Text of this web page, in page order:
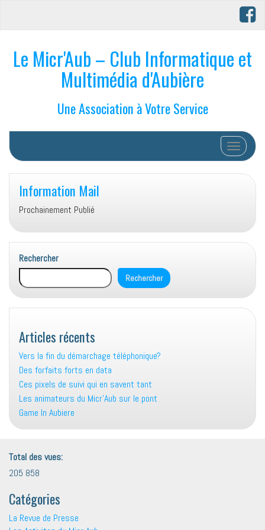
Le Micr'Aub – Club Informatique et
Multimédia d'Aubière
Une Association à Votre Service
Afficher/
Information Mail
Prochainement Publié
Rechercher
Rechercher
Articles récents
Vers la fin du démarchage téléphonique?
Des forfaits forts en data
Ces pixels de suivi qui en savent tant
Les animateurs du Micr’Aub sur le pont
Game In Aubiere
Total des vues:
205 858
Catégories
La Revue de Presse